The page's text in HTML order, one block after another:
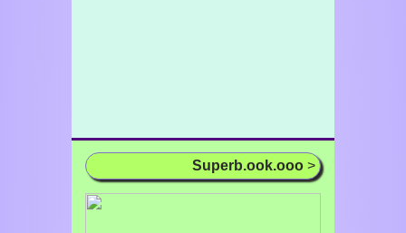
Superb.ook.ooo >